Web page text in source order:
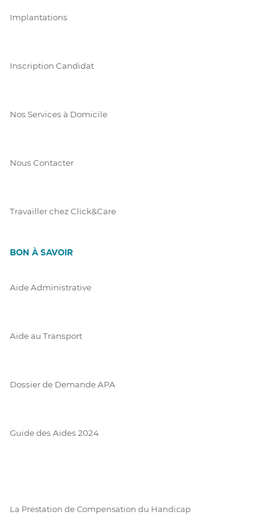
Implantations
Inscription Candidat
Nos Services à Domicile
Nous Contacter
Travailler chez Click&Care
BON À SAVOIR
Aide Administrative
Aide au Transport
Dossier de Demande APA
Guide des Aides 2024
La Prestation de Compensation du Handicap